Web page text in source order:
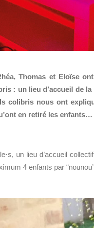
Thomas et Eloïse
: un lieu d’accueil de
colibris nous ont
en retiré les enfants…
un lieu d’accueil
4 enfants par